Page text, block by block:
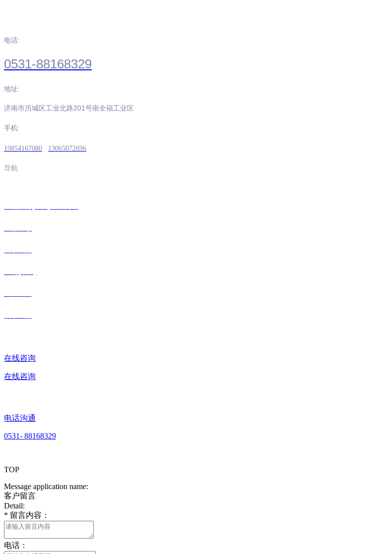
电话:
0531-88168329
地址:
济南市历城区工业北路201号南全福工业区
手机:
19854167080 13065072696
导航
在线咨询
在线咨询
电话沟通
0531- 88168329
TOP
Message application name:
客户留言
Detail:
* 留言内容：
电话：